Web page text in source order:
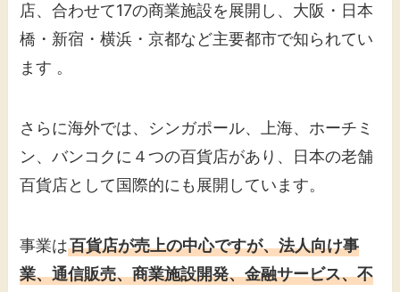
店、合わせて17の商業施設を展開し、大阪・日本
橋・新宿・横浜・京都など主要都市で知られてい
ます 。
さらに海外では、シンガポール、上海、ホーチミ
ン、バンコクに４つの百貨店があり、日本の老舗
百貨店として国際的にも展開しています。
事業は百貨店が売上の中心ですが、法人向け事
業、通信販売、商業施設開発、金融サービス、不